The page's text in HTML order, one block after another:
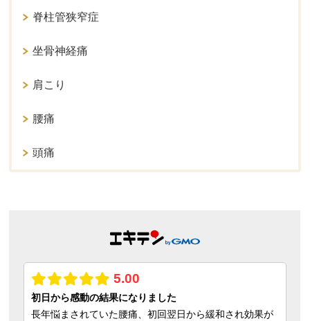
脊柱管狭窄症
坐骨神経痛
肩こり
腰痛
頭痛